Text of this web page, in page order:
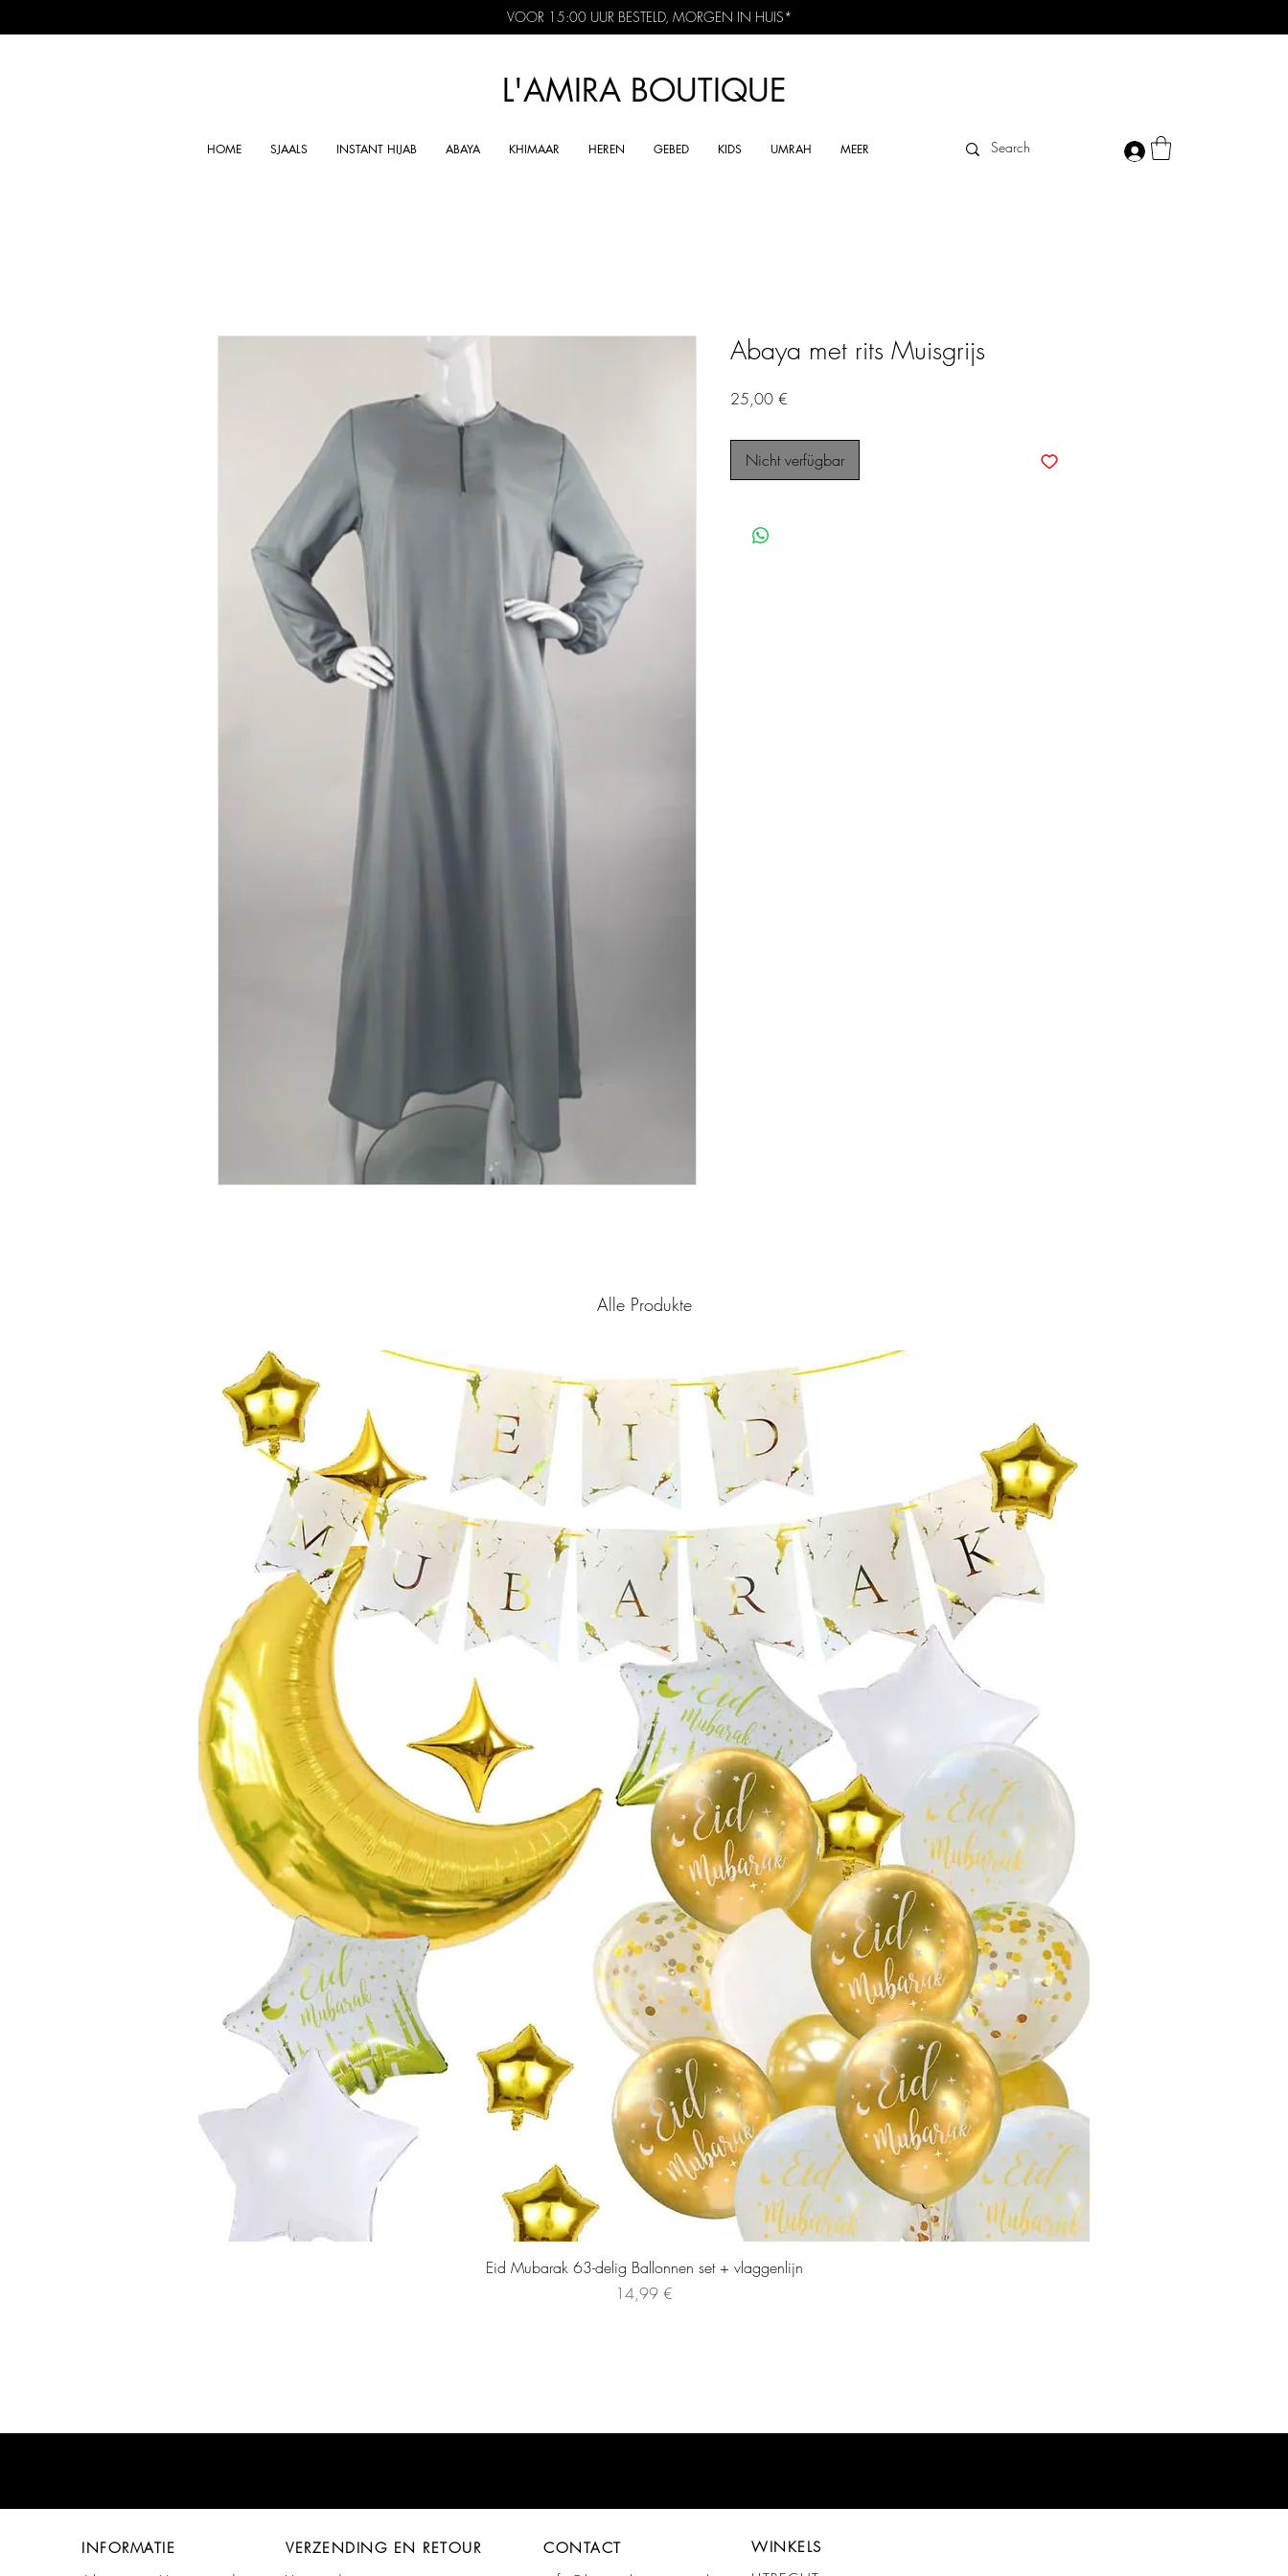
VOOR 15:00 UUR BESTELD, MORGEN IN HUIS*
L'AMIRA BOUTIQUE
HOME SJAALS INSTANT HIJAB ABAYA KHIMAAR HEREN GEBED KIDS UMRAH MEER
Abaya met rits Muisgrijs
25,00 €
Nicht verfügbar
Alle Produkte
Eid Mubarak 63-delig Ballonnen set + vlaggenlijn
Preis
14,99 €
INFORMATIE
VERZENDING EN RETOUR
CONTACT
WINKELS